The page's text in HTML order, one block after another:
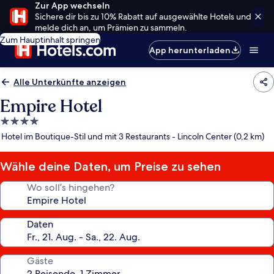
Zur App wechseln
Sichere dir bis zu 10% Rabatt auf ausgewählte Hotels und
melde dich an, um Prämien zu sammeln.
Zum Hauptinhalt springen
App herunterladen
Alle Unterkünfte anzeigen
Empire Hotel
4.0-
Sterne-
Hotel im Boutique-Stil und mit 3 Restaurants - Lincoln Center (0,2 km)
Wähle deine Daten, um Preise zu sehen
Wo soll’s hingehen?
Daten
Gäste